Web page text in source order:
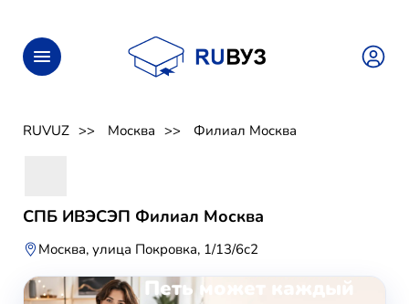
RUVUZ Москва Филиал Москва
СПБ ИВЭСЭП Филиал Москва
Москва, улица Покровка, 1/13/6с2
Петь может каждый